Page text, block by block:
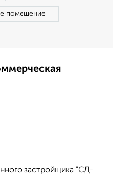
помещение
застройщика "СД-